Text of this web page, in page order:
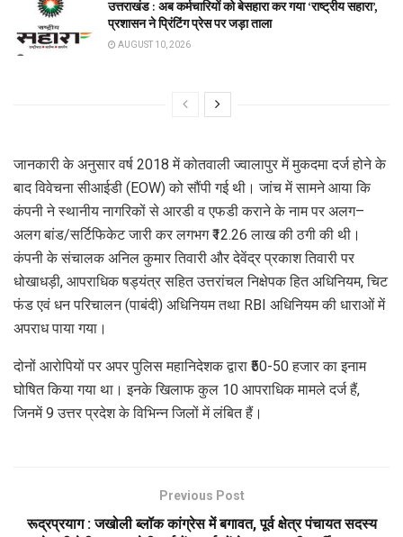
उत्तराखंड : अब कर्मचारियों को बेसहारा कर गया ‘राष्ट्रीय सहारा’,
प्रशासन ने प्रिंटिंग प्रेस पर जड़ा ताला
AUGUST 10, 2026
जानकारी के अनुसार वर्ष 2018 में कोतवाली ज्वालापुर में मुकदमा दर्ज होने के
बाद विवेचना सीआईडी (EOW) को सौंपी गई थी। जांच में सामने आया कि
कंपनी ने स्थानीय नागरिकों से आरडी व एफडी कराने के नाम पर अलग–
अलग बांड/सर्टिफिकेट जारी कर लगभग ₹12.26 लाख की ठगी की थी।
कंपनी के संचालक अनिल कुमार तिवारी और देवेंद्र प्रकाश तिवारी पर
धोखाधड़ी, आपराधिक षड्यंत्र सहित उत्तरांचल निक्षेपक हित अधिनियम, चिट
फंड एवं धन परिचालन (पाबंदी) अधिनियम तथा RBI अधिनियम की धाराओं में
अपराध पाया गया।
दोनों आरोपियों पर अपर पुलिस महानिदेशक द्वारा ₹50-50 हजार का इनाम
घोषित किया गया था। इनके खिलाफ कुल 10 आपराधिक मामले दर्ज हैं,
जिनमें 9 उत्तर प्रदेश के विभिन्न जिलों में लंबित हैं।
Previous Post
रूद्रप्रयाग : जखोली ब्लॉक कांग्रेस में बगावत, पूर्व क्षेत्र पंचायत सदस्य